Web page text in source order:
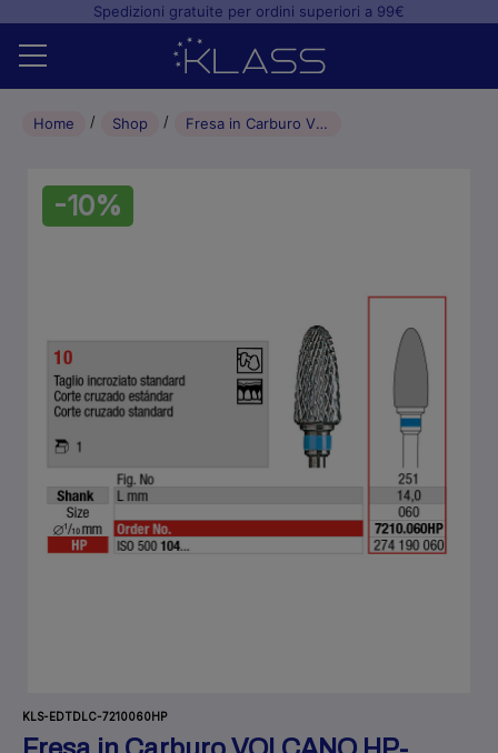
Spedizioni gratuite per ordini superiori a 99€
Home
Studio odontoiatrico
Home Shop Fresa in Carburo VOLCANO HP-Incrociata Standard-TC10-L 14.0mm-060-Punta arrotondata
-10%
KLS-EDTDLC-7210060HP